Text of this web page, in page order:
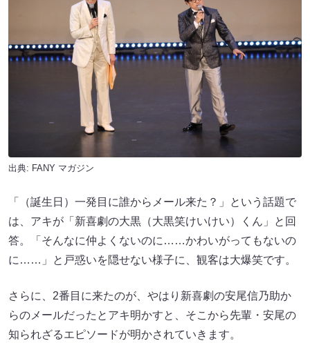
出典: FANY マガジン
「（誕生日）一発目に誰からメール来た？」という話題で
は、アキが「新喜劇の大黒（大黒笑けいけい）くん」と回
答。「そんなに仲よくないのに……かわいがってもないの
に……」と戸惑いを隠せない様子に、観客は大爆笑です。
さらに、2番目に来たのが、やはり新喜劇の安尾信乃助か
らのメールだったとアキ明かすと、そこから先輩・安尾の
知られざるエピソードが明かされていきます。